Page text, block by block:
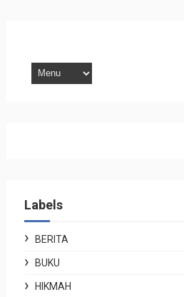
Labels
BERITA
BUKU
HIKMAH